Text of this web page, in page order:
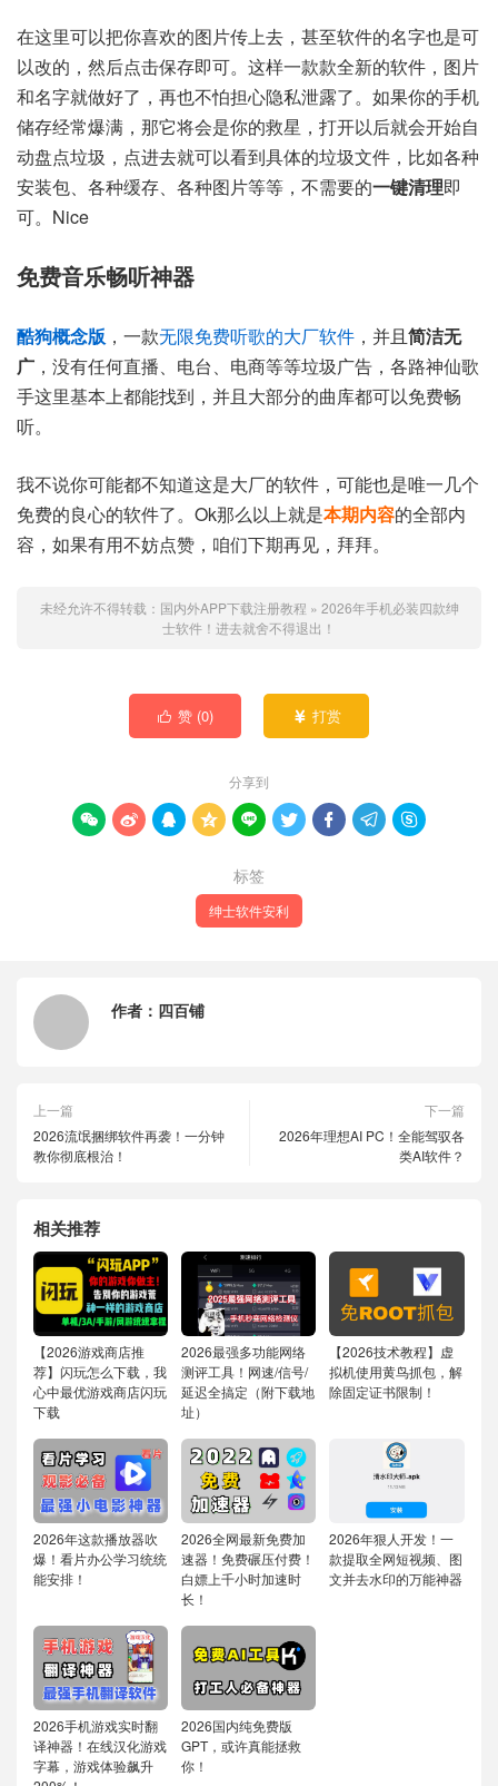
在这里可以把你喜欢的图片传上去，甚至软件的名字也是可
以改的，然后点击保存即可。这样一款款全新的软件，图片
和名字就做好了，再也不怕担心隐私泄露了。如果你的手机
储存经常爆满，那它将会是你的救星，打开以后就会开始自
动盘点垃圾，点进去就可以看到具体的垃圾文件，比如各种
安装包、各种缓存、各种图片等等，不需要的一键清理即
可。Nice
免费音乐畅听神器
酷狗概念版 ，一款无限免费听歌的大厂软件 ，并且简洁无
广 ，没有任何直播、电台、电商等等垃圾广告，各路神仙歌
手这里基本上都能找到，并且大部分的曲库都可以免费畅
听。
我不说你可能都不知道这是大厂的软件，可能也是唯一几个
免费的良心的软件了。Ok那么以上就是本期内容的全部内
容，如果有用不妨点赞，咱们下期再见，拜拜。
未经允许不得转载： 国内外APP下载注册教程 » 2026年手机必装四款绅
士软件！进去就舍不得退出！
 赞 (0)  打赏
分享到
        
标签
绅士软件安利
作者： 四百铺
上一篇
2026流氓捆绑软件再袭！一分钟
教你彻底根治！
下一篇
2026年理想AI PC！全能驾驭各
类AI软件？
相关推荐
【2026游戏商店推
荐】闪玩怎么下载，我
心中最优游戏商店闪玩
下载
2026最强多功能网络
测评工具！网速/信号/
延迟全搞定（附下载地
址）
【2026技术教程】虚
拟机使用黄鸟抓包，解
除固定证书限制！
2026年这款播放器吹
爆！看片办公学习统统
能安排！
2026全网最新免费加
速器！免费碾压付费！
白嫖上千小时加速时
长！
2026年狠人开发！一
款提取全网短视频、图
文并去水印的万能神器
2026手机游戏实时翻
译神器！在线汉化游戏
字幕，游戏体验飙升
2026国内纯免费版
GPT，或许真能拯救
你！